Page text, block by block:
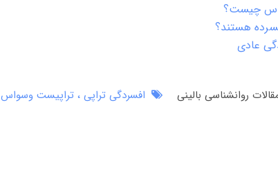
چیست؟
هستند؟
عادی
روانشناسی بالینی افسردگی تراپی تراپیست وسواس